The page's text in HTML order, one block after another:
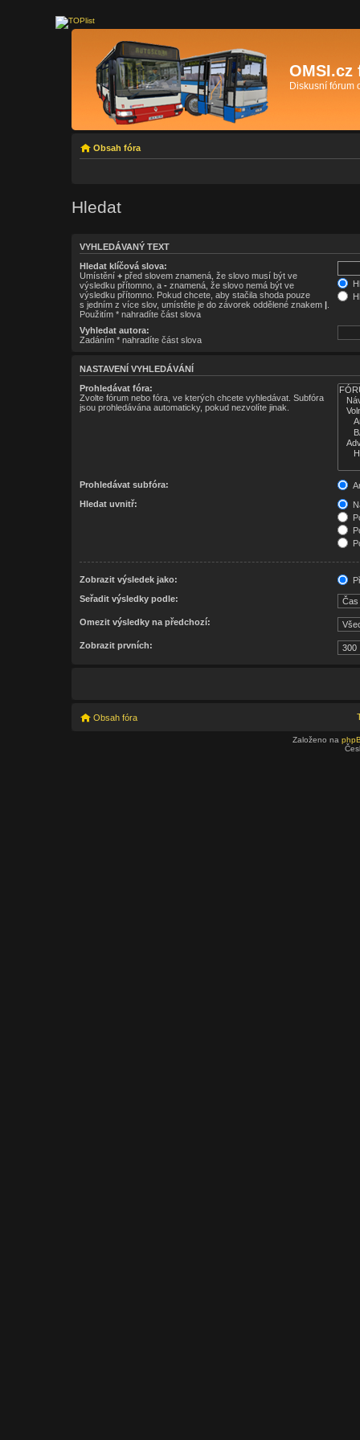
OMSI.cz
Diskusní fórum
Obsah fóra
Hledat
VYHLEDÁVANÝ TEXT
Hledat klíčová slova:
Umístění +před slovem znamená, že slovo musí být ve
výsledku přítomno, a -znamená, že slovo nemá být ve
výsledku přítomno. Pokud chcete, aby stačila shoda pouze
s jedním z více slov, umístěte je do závorek oddělené znakem
Použitím * nahradíte část slova
Vyhledat autora:
Zadáním * nahradíte část slova
NASTAVENÍ VYHLEDÁVÁNÍ
Prohledávat fóra:
Zvolte fórum nebo fóra, ve kterých chcete vyhledávat. Subfóra
jsou prohledávána automaticky, pokud nezvolíte jinak.
Prohledávat subfóra:
Hledat uvnitř:
Zobrazit výsledek jako:
Seřadit výsledky podle:
Omezit výsledky na předchozí:
Zobrazit prvních:
Obsah fóra
Založeno na